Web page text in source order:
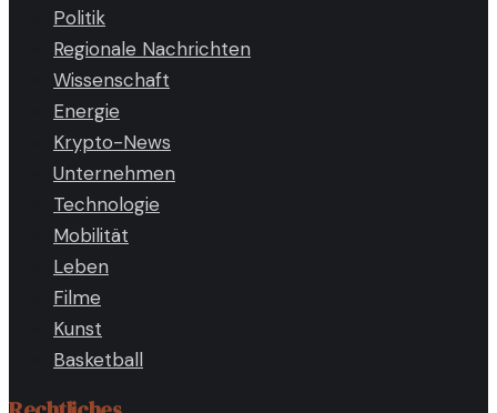
Politik
Regionale Nachrichten
Wissenschaft
Energie
Krypto-News
Unternehmen
Technologie
Mobilität
Leben
Filme
Kunst
Basketball